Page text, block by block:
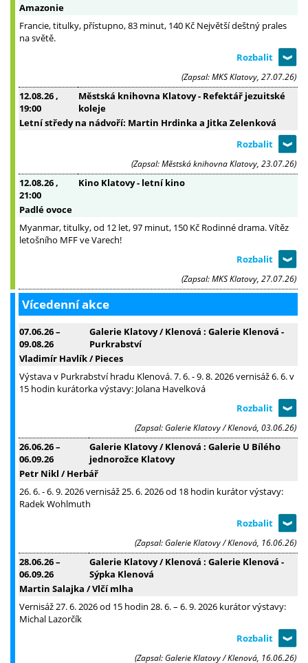
Amazonie
Francie, titulky, přístupno, 83 minut, 140 Kč Největší deštný prales
na světě.
(Zapsal: MKS Klatovy, 27.07.26)
12.08.26 ,
19:00
Městská knihovna Klatovy - Refektář jezuitské
koleje
Letní středy na nádvoří: Martin Hrdinka a Jitka Zelenková
(Zapsal: Městská knihovna Klatovy, 23.07.26)
12.08.26 ,
21:00
Kino Klatovy - letní kino
Padlé ovoce
Myanmar, titulky, od 12 let, 97 minut, 150 Kč Rodinné drama. Vítěz
letošního MFF ve Varech!
(Zapsal: MKS Klatovy, 27.07.26)
Vícedenní akce
07.06.26–
09.08.26
Galerie Klatovy / Klenová : Galerie Klenová -
Purkrabství
Vladimír Havlík / Pieces
Výstava v Purkrabství hradu Klenová. 7. 6. - 9. 8. 2026 vernisáž 6. 6. v
15 hodin kurátorka výstavy: Jolana Havelková
(Zapsal: Galerie Klatovy / Klenová, 03.06.26)
26.06.26–
06.09.26
Galerie Klatovy / Klenová : Galerie U Bílého
jednorožce Klatovy
Petr Nikl / Herbář
26. 6. - 6. 9. 2026 vernisáž 25. 6. 2026 od 18 hodin kurátor výstavy:
Radek Wohlmuth
(Zapsal: Galerie Klatovy / Klenová, 16.06.26)
28.06.26–
06.09.26
Galerie Klatovy / Klenová : Galerie Klenová -
Sýpka Klenová
Martin Salajka / Vlčí mlha
Vernisáž 27. 6. 2026 od 15 hodin 28. 6. – 6. 9. 2026 kurátor výstavy:
Michal Lazorčík
(Zapsal: Galerie Klatovy / Klenová, 16.06.26)